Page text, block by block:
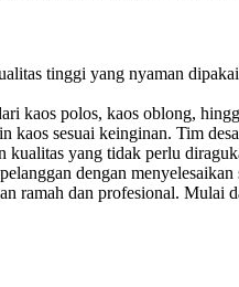
tinggi yang nyaman
kaos polos, kaos oblong,
kaos sesuai keinginan. Tim
yang tidak perlu
dengan
ramah dan profesional. Mulai